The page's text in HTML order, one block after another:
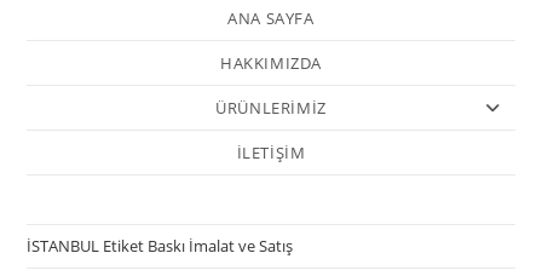
ANA SAYFA
HAKKIMIZDA
ÜRÜNLERİMİZ
İLETİŞİM
İSTANBUL Etiket Baskı İmalat ve Satış